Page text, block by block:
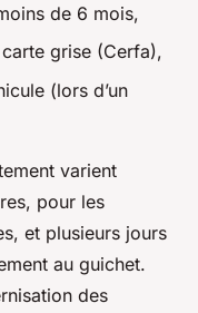
de 6 mois,
grise (Cerfa),
(lors d’un
varient
pour les
et plusieurs jours
au guichet.
des